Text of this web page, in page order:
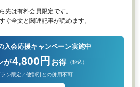
先は有料会員限定です。
ぐ全文と関連記事が読めます。
入会応援キャンペーン実施中
が4,800円 お得 （税込）
ン限定／他割引との併用不可